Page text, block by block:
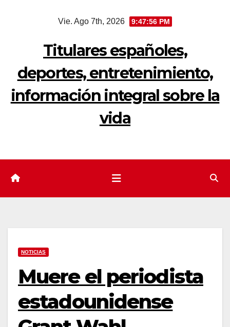
Vie. Ago 7th, 2026 9:47:56 PM
Titulares españoles,
deportes, entretenimiento,
información integral sobre la
vida
NOTICIAS
Muere el periodista
estadounidense